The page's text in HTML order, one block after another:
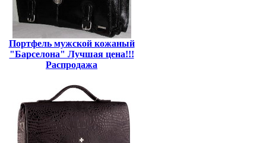
Портфель мужской кожаный
"Барселона" Лучшая цена!!!
Распродажа